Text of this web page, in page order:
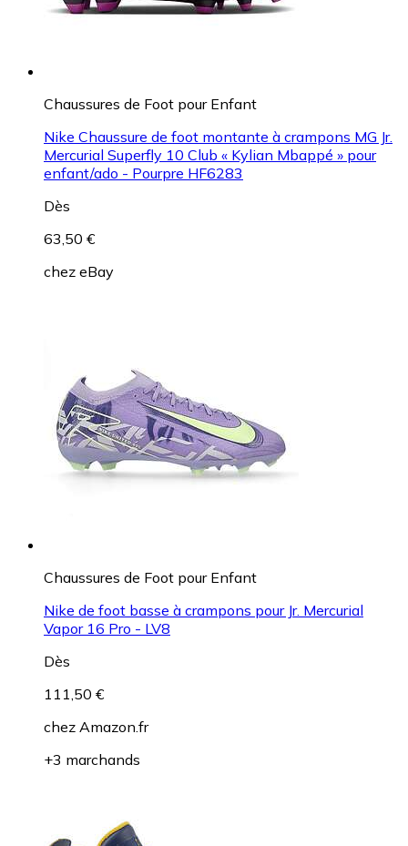
Chaussures de Foot pour Enfant
Nike Chaussure de foot montante à crampons MG Jr.
Mercurial Superfly 10 Club « Kylian Mbappé » pour
enfant/ado - Pourpre HF6283
Dès
63,50 €
chez eBay
Chaussures de Foot pour Enfant
Nike de foot basse à crampons pour Jr. Mercurial
Vapor 16 Pro - LV8
Dès
111,50 €
chez Amazon.fr
+3 marchands